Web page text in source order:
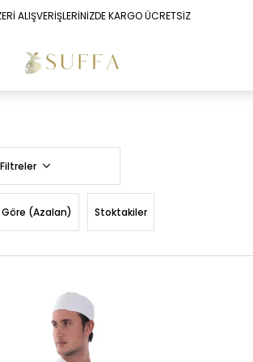
ALIŞVERİŞLERİNİZDE KARGO ÜCRETSİZ
Filtreler
(Azalan) Stoktakiler